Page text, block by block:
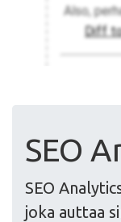
SEO
SEO
joka auttaa